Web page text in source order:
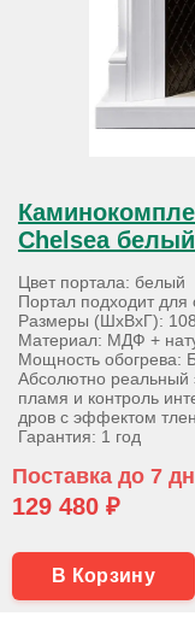
Chelsea
Цвет портала: белый
Портал подходит для
Размеры (ШхВхГ):
Материал: МДФ +
Мощность обогрева:
Абсолютно
пламя и контроль
дров с эффектом
Гарантия: 1 год
Поставка до 7
129 480 ₽
В Корзину